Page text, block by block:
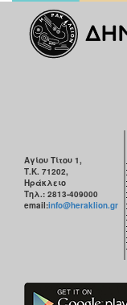
Αγίου Τίτου 1,
Τ.Κ. 71202,
Ηράκλειο
Τηλ.: 2813-409000
email:info@heraklion.gr